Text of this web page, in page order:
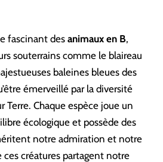
fascinant des animaux en B,
souterrains comme le blaireau
baleines bleues des
émerveillé par la diversité
Terre. Chaque espèce joue un
écologique et possède des
notre admiration et notre
créatures partagent notre